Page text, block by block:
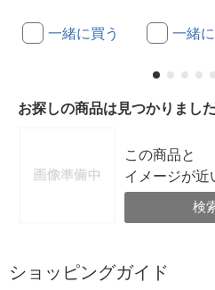
一緒に買う 一緒
お探しの商品は見つかりまし
この商品と
イメージが近
検
ショッピングガイド